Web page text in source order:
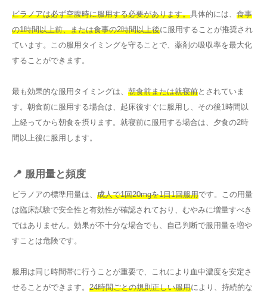
ビラノアは必ず空腹時に服用する必要があります。具体的には、 食事
の1時間以上前、または食事の2時間以上後に服用することが推奨され
ています。この服用タイミングを守ることで、薬剤の吸収率を最大化
することができます。
最も効果的な服用タイミングは、 朝食前または就寝前とされていま
す。朝食前に服用する場合は、起床後すぐに服用し、その後1時間以
上経ってから朝食を摂ります。就寝前に服用する場合は、夕食の2時
間以上後に服用します。
📍 服用量と頻度
ビラノアの標準用量は、 成人で1回20mgを1日1回服用です。この用量
は臨床試験で安全性と有効性が確認されており、むやみに増量すべき
ではありません。効果が不十分な場合でも、自己判断で服用量を増や
すことは危険です。
服用は同じ時間帯に行うことが重要で、これにより血中濃度を安定さ
せることができます。 24時間ごとの規則正しい服用により、持続的な